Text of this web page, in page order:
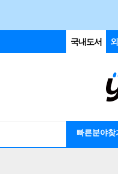
국내도서
빠른분야찾